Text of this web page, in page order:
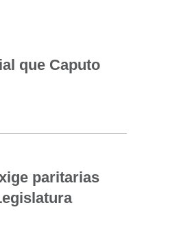
que Caputo
paritarias